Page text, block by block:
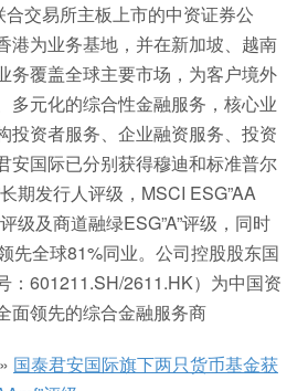
交易所主板上市的中资证券公
港为业务基地，并在新加坡、越南
务覆盖全球主要市场，为客户境外
多元化的综合性金融服务，核心业
投资者服务、企业融资服务、投资
安国际已分别获得穆迪和标准普尔
期发行人评级，MSCI ESG”AA
级及商道融绿ESG”A”评级，同时
先全球81%同业。公司控股股东国
：601211.SH/2611.HK）为中国资
面领先的综合金融服务商
» 国泰君安国际旗下两只货币基金获